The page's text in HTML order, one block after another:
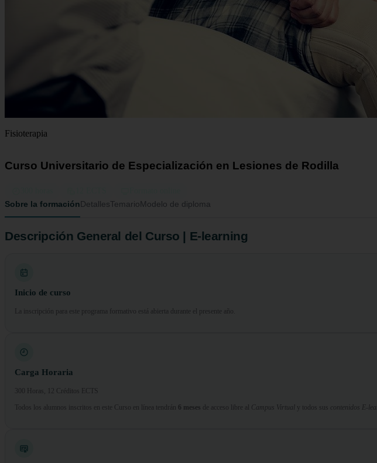
Fisioterapia
Curso Universitario de Especialización en Lesiones de Rodilla
Sobre la formaciónDetallesTemarioModelo de diploma
Descripción General del Curso | E-learning
Inicio de curso
La inscripción para este programa formativo está abierta durante el presente año.
Carga Horaria
300 Horas, 12 Créditos ECTS
Todos los alumnos inscritos en este Curso en línea tendrán 6 meses de acceso libre al Campus Virtual y todos sus contenidos E-